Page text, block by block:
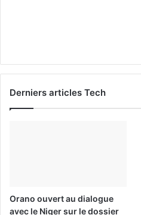
Derniers articles Tech
Orano ouvert au dialogue
avec le Niger sur le dossier